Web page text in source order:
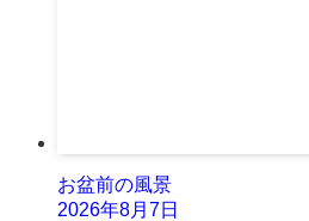
お盆前の風景
2026年8月7日